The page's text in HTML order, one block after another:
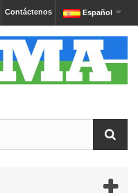
Español
Contáctenos